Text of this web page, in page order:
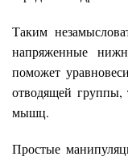
Таким
напряженные
поможет
отводящей группы,
мышц.
Простые